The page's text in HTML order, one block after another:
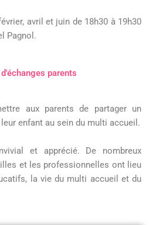
avril et juin de 18h30 à 19h30
Pagnol.
parents
aux parents de partager un
enfant au sein du multi accueil.
et apprécié. De nombreux
et les professionnelles ont lieu
la vie du multi accueil et du